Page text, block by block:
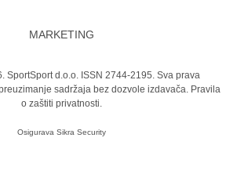
MARKETING
SportSport d.o.o. ISSN 2744-2195. Sva prava
sadržaja bez dozvole izdavača. Pravila
o zaštiti privatnosti.
Osigurava Sikra Security